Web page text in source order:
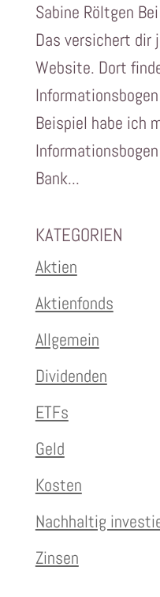
Sabine Röltgen
Das versichert dir
Website. Dort
Beispiel habe ich
Bank...
KATEGORIEN
Aktien
Aktienfonds
Allgemein
Dividenden
ETFs
Geld
Kosten
Nachhaltig
Zinsen